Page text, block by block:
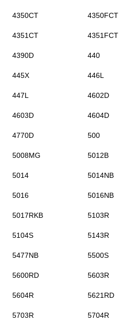
4350CT 4350FCT
4351CT 4351FCT
4390D 440
445X 446L
447L 4602D
4603D 4604D
4770D 500
5008MG 5012B
5014 5014NB
5016 5016NB
5017RKB 5103R
5104S 5143R
5477NB 5500S
5600RD 5603R
5604R 5621RD
5703R 5704R